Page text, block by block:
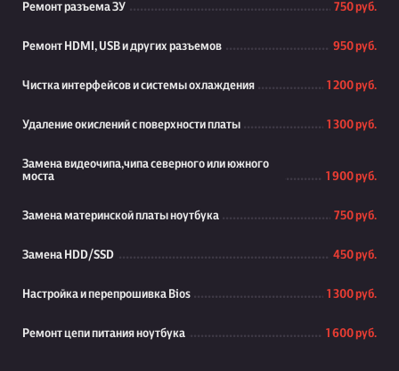
Ремонт разъема ЗУ 750 руб.
Ремонт HDMI, USB и других разъемов 950 руб.
Чистка интерфейсов и системы охлаждения 1 200 руб.
Удаление окислений с поверхности платы 1 300 руб.
Замена видеочипа,чипа северного или южного
моста
1 900 руб.
Замена материнской платы ноутбука 750 руб.
Замена HDD/SSD 450 руб.
Настройка и перепрошивка Bios 1 300 руб.
Ремонт цепи питания ноутбука 1 600 руб.